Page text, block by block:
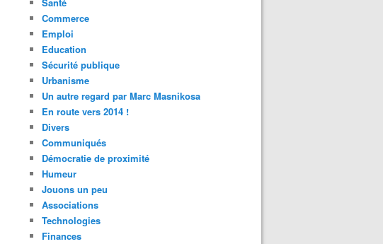
Commerce
Emploi
Education
Sécurité publique
Urbanisme
Un autre regard par Marc Masnikosa
En route vers 2014 !
Divers
Communiqués
Démocratie de proximité
Humeur
Jouons un peu
Associations
Technologies
Finances